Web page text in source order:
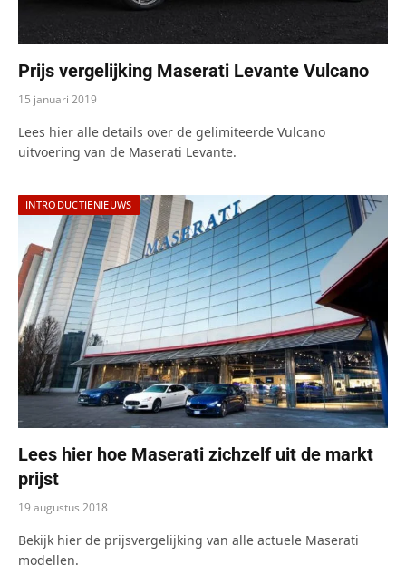
Prijs vergelijking Maserati Levante Vulcano
15 januari 2019
Lees hier alle details over de gelimiteerde Vulcano
uitvoering van de Maserati Levante.
INTRODUCTIENIEUWS
Lees hier hoe Maserati zichzelf uit de markt
prijst
19 augustus 2018
Bekijk hier de prijsvergelijking van alle actuele Maserati
modellen.